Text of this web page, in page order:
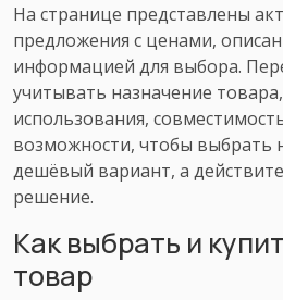
На странице представлены
предложения с ценами,
информацией для выбора.
учитывать назначение
использования,
возможности, чтобы выбрать
дешёвый вариант, а
решение.
Как выбрать и
товар